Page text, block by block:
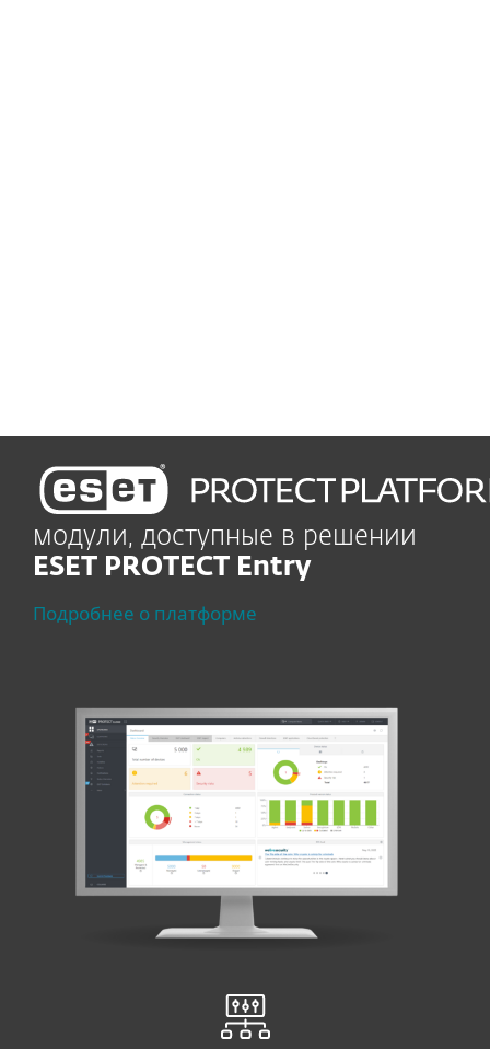
модули, доступные в решении
ESET PROTECT Entry
Подробнее о платформе